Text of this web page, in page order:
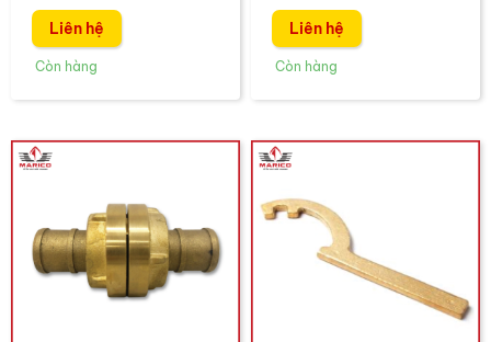
Liên hệ Liên hệ